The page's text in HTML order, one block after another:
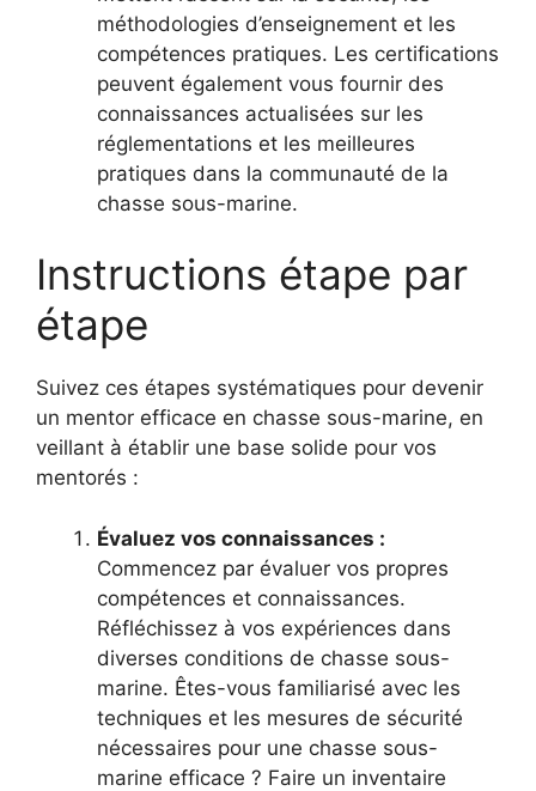
méthodologies d’enseignement et les
compétences pratiques. Les certifications
peuvent également vous fournir des
connaissances actualisées sur les
réglementations et les meilleures
pratiques dans la communauté de la
chasse sous-marine.
Instructions étape par
étape
Suivez ces étapes systématiques pour devenir
un mentor efficace en chasse sous-marine, en
veillant à établir une base solide pour vos
mentorés :
Évaluez vos connaissances :
Commencez par évaluer vos propres
compétences et connaissances.
Réfléchissez à vos expériences dans
diverses conditions de chasse sous-
marine. Êtes-vous familiarisé avec les
techniques et les mesures de sécurité
nécessaires pour une chasse sous-
marine efficace ? Faire un inventaire